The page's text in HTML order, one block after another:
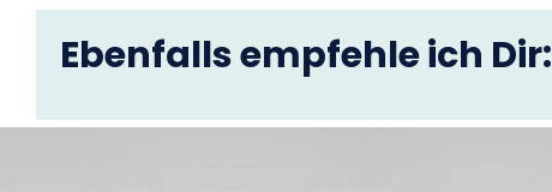
Ebenfalls empfehle ich Dir: